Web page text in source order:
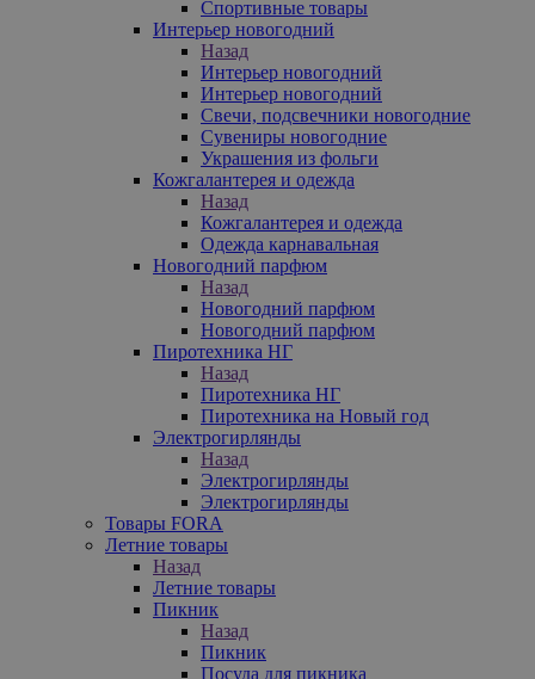
Спортивные товары
Интерьер новогодний
Назад
Интерьер новогодний
Интерьер новогодний
Свечи, подсвечники новогодние
Сувениры новогодние
Украшения из фольги
Кожгалантерея и одежда
Назад
Кожгалантерея и одежда
Одежда карнавальная
Новогодний парфюм
Назад
Новогодний парфюм
Новогодний парфюм
Пиротехника НГ
Назад
Пиротехника НГ
Пиротехника на Новый год
Электрогирлянды
Назад
Электрогирлянды
Электрогирлянды
Товары FORA
Летние товары
Назад
Летние товары
Пикник
Назад
Пикник
Посуда для пикника